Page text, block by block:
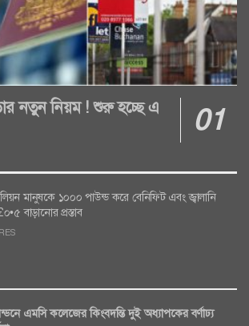
নতুন নিয়ম ! শুরু হচ্ছে এ
মানুষকে ১০০০ পাউন্ড করে বেনিফিট এবং জ্বালানি
বাড়ানোর প্রস্তাব
এমসি কলেজের কিংবদন্তি দুই অধ্যাপকের বর্ণাঢ্য